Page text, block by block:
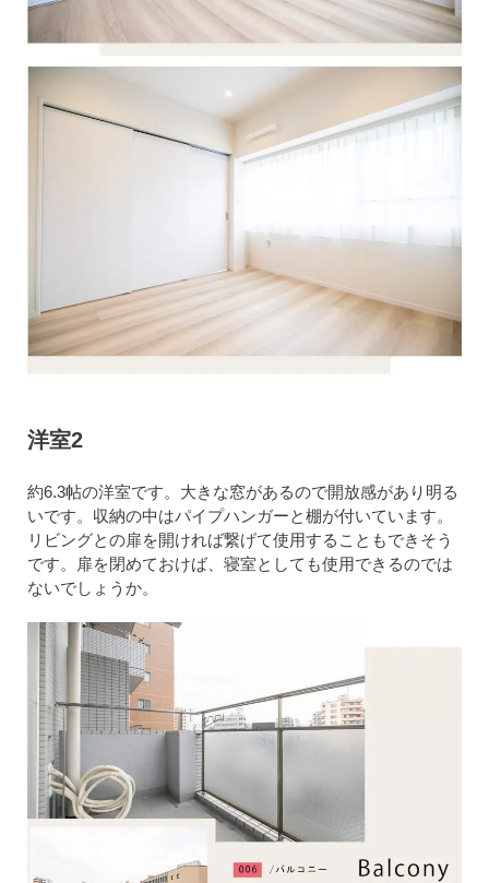
洋室2
約6.3帖の洋室です。大きな窓があるので開放感があり明る
いです。収納の中はパイプハンガーと棚が付いています。
リビングとの扉を開ければ繋げて使用することもできそう
です。扉を閉めておけば、寝室としても使用できるのでは
ないでしょうか。